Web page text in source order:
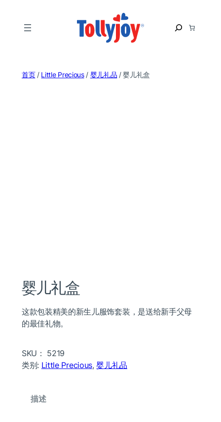
e
首页/ Little Precious/ 婴儿礼品 / 婴儿礼盒
婴儿礼盒
这款包装精美的新生儿服饰套装，是送给新手父母
的最佳礼物。
SKU： 5219
类别: Little Precious, 婴儿礼品
描述